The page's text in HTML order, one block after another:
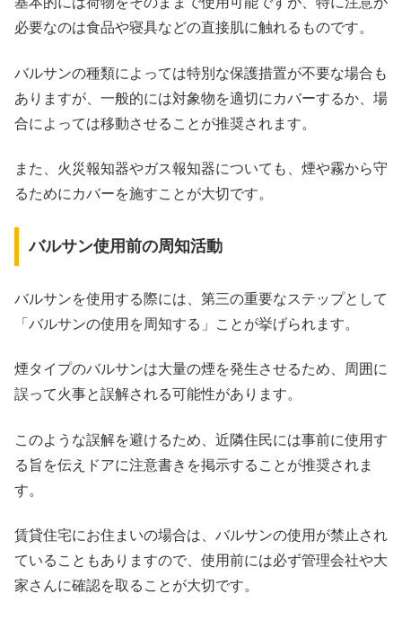
必要なのは食品や寝具などの直接肌に触れるものです。
バルサンの種類によっては特別な保護措置が不要な場合も
ありますが、一般的には対象物を適切にカバーするか、場
合によっては移動させることが推奨されます。
また、火災報知器やガス報知器についても、煙や霧から守
るためにカバーを施すことが大切です。
バルサン使用前の周知活動
バルサンを使用する際には、第三の重要なステップとして
「バルサンの使用を周知する」ことが挙げられます。
煙タイプのバルサンは大量の煙を発生させるため、周囲に
誤って火事と誤解される可能性があります。
このような誤解を避けるため、近隣住民には事前に使用す
る旨を伝えドアに注意書きを掲示することが推奨されま
す。
賃貸住宅にお住まいの場合は、バルサンの使用が禁止され
ていることもありますので、使用前には必ず管理会社や大
家さんに確認を取ることが大切です。